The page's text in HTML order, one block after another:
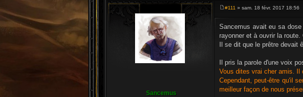
Sancemus
s
a
e
#111 » sam. 18 févr. 2017 18:56
Sancemus avait eu sa
rayonner et à ouvrir la
Il se dit que le prêtre
Il pris la parole d'une voix
Vous dites vrai cher amis. Il
Cependant, peut-être qu'il
meilleur façon de nous